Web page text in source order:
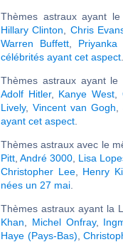
Thèmes astraux ayant
Hillary Clinton
Chris
Warren Buffett, Priyanka
célébrités ayant cet aspect
Thèmes astraux ayant
Adolf Hitler, Kanye West
Lively, Vincent van Gogh
ayant cet aspect
Thèmes astraux avec le
Pitt André 3000 Lisa
Christopher Lee, Henry
nées un 27 mai
Thèmes astraux ayant la
Khan
Michel Onfray,
Haye (Pays-Bas) ,